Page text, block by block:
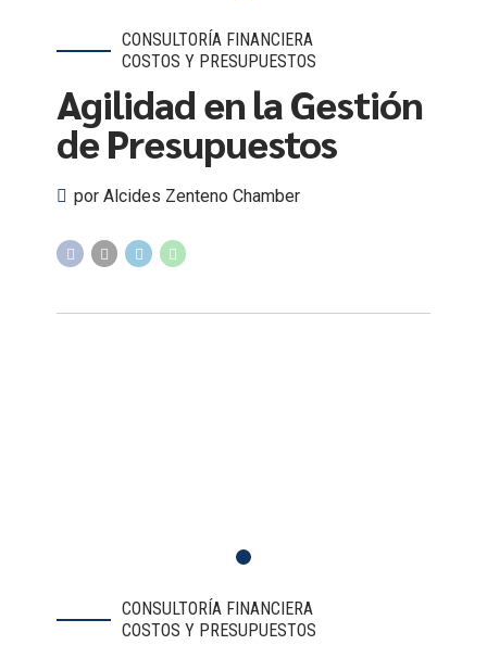
CONSULTORÍA FINANCIERA
COSTOS Y PRESUPUESTOS
Agilidad en la Gestión
de Presupuestos
por Alcides Zenteno Chamber
CONSULTORÍA FINANCIERA
COSTOS Y PRESUPUESTOS